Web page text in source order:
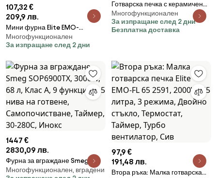
107,32 €
209,9 лв.
Мини фурна Elite EMO-
38300G, 1800W, 38 л, 3
функции, Двойно стъкло,
Скрит долен нагревател,
Термостат, Таймер, Сив
Многофункционален
За изпращане след 2 дни
Готварска печка с керамичен
плот Elite EMO-2511, 4300W, 48
л, 2 котлона, 4 нагревателя, От
90 до 230C, Черен
Многофункционален
За изпращане след 2 дни
Безплатна доставка
1447 €
2830,09 лв.
Фурна за вграждане Smeg
SOP6900TX, 3000W, 68 л, Клас
Многофункционален, вградени
97,9 €
191,48 лв.
Втора ръка: Малка готварска